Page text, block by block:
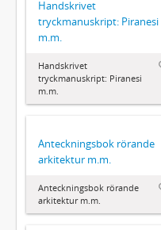
Handskrivet
tryckmanuskript: Piranesi
m.m.
Handskrivet
tryckmanuskript: Piranesi
m.m.
Anteckningsbok rörande
arkitektur m.m.
Anteckningsbok rörande
arkitektur m.m.